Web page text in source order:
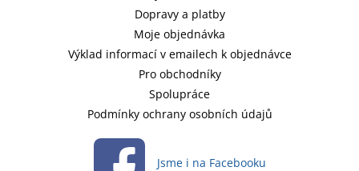
Dopravy a platby
Moje objednávka
Výklad informací v emailech k objednávce
Pro obchodníky
Spolupráce
Podmínky ochrany osobních údajů
Jsme i na Facebooku